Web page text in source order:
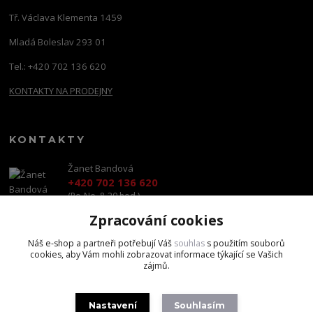
Tř. Václava Klementa 1459
Mladá Boleslav 293 01
Tel.: +420 702 136 620
KONTAKTY NA PRODEJNY
KONTAKTY
Žanet Bandová
+420 702 136 620
(Po-Ne, 8-20 hod.)
shop@brandscapital.cz
Zpracování cookies
Náš e-shop a partneři potřebují Váš souhlas s použitím souborů
cookies, aby Vám mohli zobrazovat informace týkající se Vašich
zájmů.
Nastavení Souhlasím